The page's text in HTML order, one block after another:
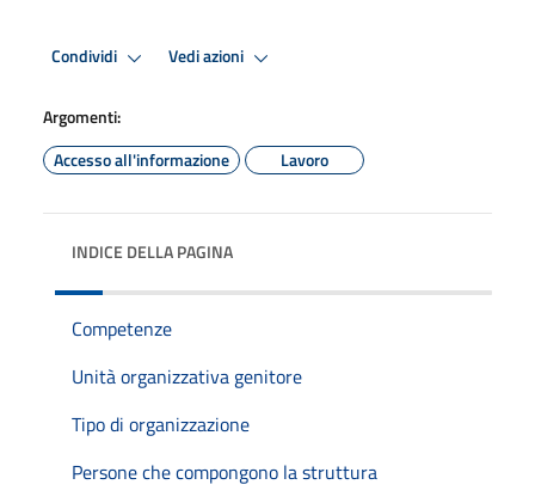
Condividi Vedi azioni
Argomenti:
Accesso all'informazione
Lavoro
INDICE DELLA PAGINA
Competenze
Unità organizzativa genitore
Tipo di organizzazione
Persone che compongono la struttura